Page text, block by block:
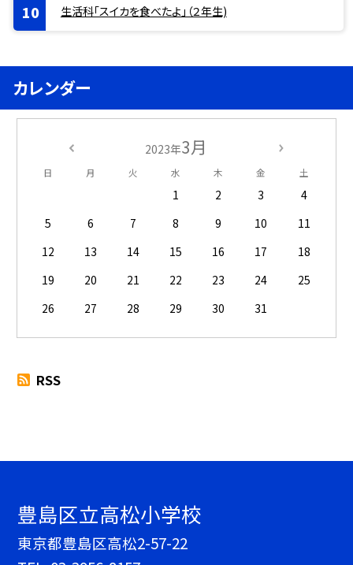
生活科「スイカを食べたよ」（２年生)
カレンダー
2023年3月
日 月 火 水 木 金 土
1 2 3
4
5
6 7 8 9 10
11
12
13 14 15 16 17
18
19
20 21 22 23 24
25
26
27 28 29 30 31
RSS
豊島区立高松小学校
東京都豊島区高松2-57-22